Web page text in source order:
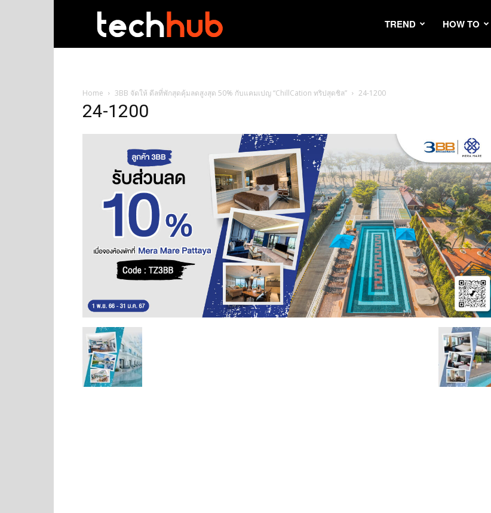
TREND HOW TO
Home 3BB จัดให้ ดีลที่พักสุดคุ้มลดสูงสุด 50% กับแคมเปญ “ChillCation ทริปสุดชิล” 24-1200
24-1200